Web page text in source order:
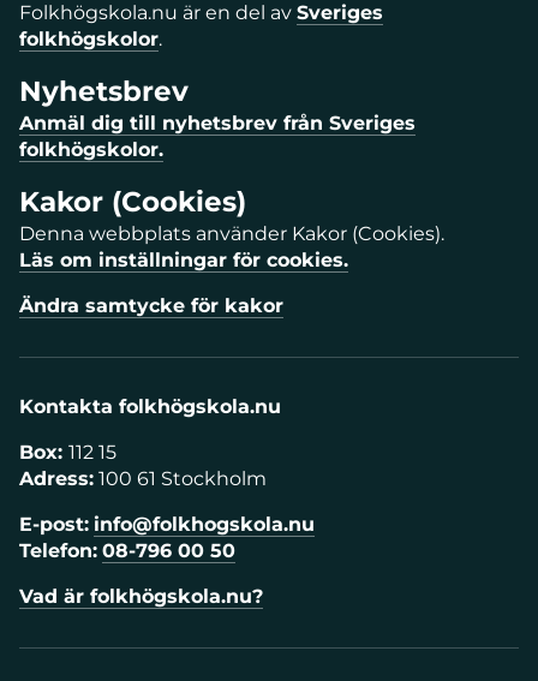
Folkhögskola.nu är en del av Sveriges
folkhögskolor.
Nyhetsbrev
Anmäl dig till nyhetsbrev från Sveriges
folkhögskolor.
Kakor (Cookies)
Denna webbplats använder Kakor (Cookies).
Läs om inställningar för cookies.
Ändra samtycke för kakor
Kontakta folkhögskola.nu
Box: 112 15
Adress: 100 61 Stockholm
E-post: info@folkhogskola.nu
Telefon: 08-796 00 50
Vad är folkhögskola.nu?